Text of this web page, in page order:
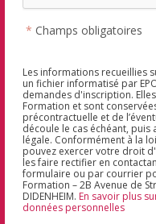
* Champs obligatoires
Les informations recueillies
un fichier informatisé par
demandes d'inscription.
Formation et sont
précontractuelle et de
découle le cas échéant,
légale. Conformément à la
pouvez exercer votre droit
les faire rectifier en
formulaire ou par courrier
Formation – 2B Avenue de
DIDENHEIM. En savoir plus
données personnelles